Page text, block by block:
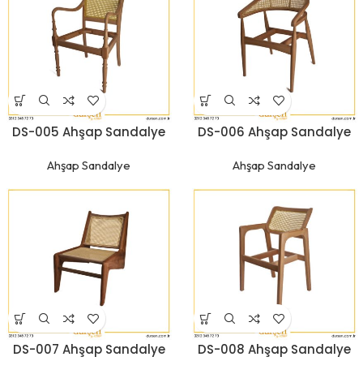
DS-005 Ahşap Sandalye
Ahşap Sandalye
DS-006 Ahşap Sandalye
Ahşap Sandalye
DS-007 Ahşap Sandalye DS-008 Ahşap Sandalye